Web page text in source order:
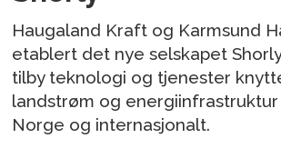
Haugaland Kraft og Karmsund
etablert det nye selskapet
tilby teknologi og tjenester
landstrøm og energiinfrastruktur
Norge og internasjonalt.